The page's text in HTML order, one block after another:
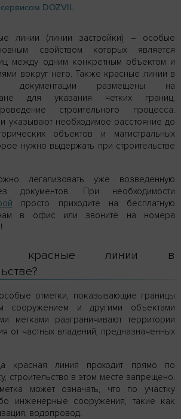
DOZVIL
линии (линии застройки) – особые
свойством которых является
между одним конкретным объектом и
вокруг него. Также красные линии в
документации размещены на
для указания четких границ,
строительного процесса.
указывают необходимое расстояние до
объектов и магистральных
нужно выдержать при строительстве
легализовать уже возведенную
документов. При необходимости
просто приходите на бесплатную
в офис или звоните на номера
красные линии в
отметки, показывающие границы
сооружением и другими объектами
метками разграничивают территории
от частных владений, предназначенных
красная линия проходит прямо по
строительство в этом месте запрещено.
может означать, что по участку
инженерные сооружения, такие как
водопровод.